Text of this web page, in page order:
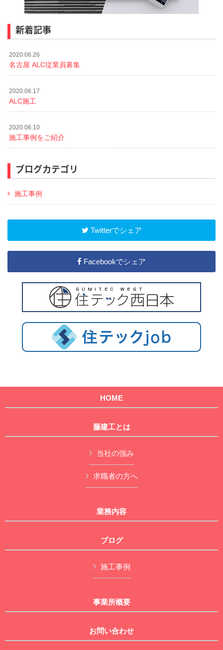
新着記事
2020.06.26
名古屋 ALC従業員募集
2020.06.17
ALC施工
2020.06.10
施工事例をご紹介
ブログカテゴリ
施工事例
Twitterでシェア
Facebookでシェア
HOME
藤建工とは
当社の強み
求職者の方へ
業務内容
ブログ
施工事例
事業所概要
お問い合わせ